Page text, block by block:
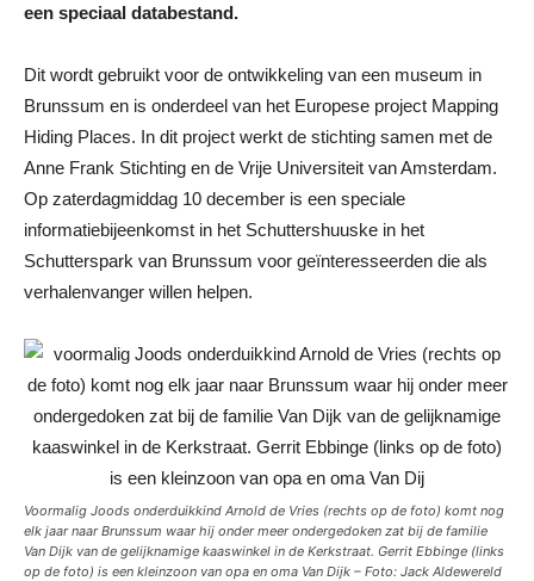
een speciaal databestand.
Dit wordt gebruikt voor de ontwikkeling van een museum in
Brunssum en is onderdeel van het Europese project Mapping
Hiding Places. In dit project werkt de stichting samen met de
Anne Frank Stichting en de Vrije Universiteit van Amsterdam.
Op zaterdagmiddag 10 december is een speciale
informatiebijeenkomst in het Schuttershuuske in het
Schutterspark van Brunssum voor geïnteresseerden die als
verhalenvanger willen helpen.
Voormalig Joods onderduikkind Arnold de Vries (rechts op de foto) komt nog
elk jaar naar Brunssum waar hij onder meer ondergedoken zat bij de familie
Van Dijk van de gelijknamige kaaswinkel in de Kerkstraat. Gerrit Ebbinge (links
op de foto) is een kleinzoon van opa en oma Van Dijk – Foto: Jack Aldewereld